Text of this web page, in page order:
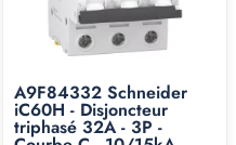
A9F84332 Schneider
iC60H - Disjoncteur
triphasé 32A - 3P -